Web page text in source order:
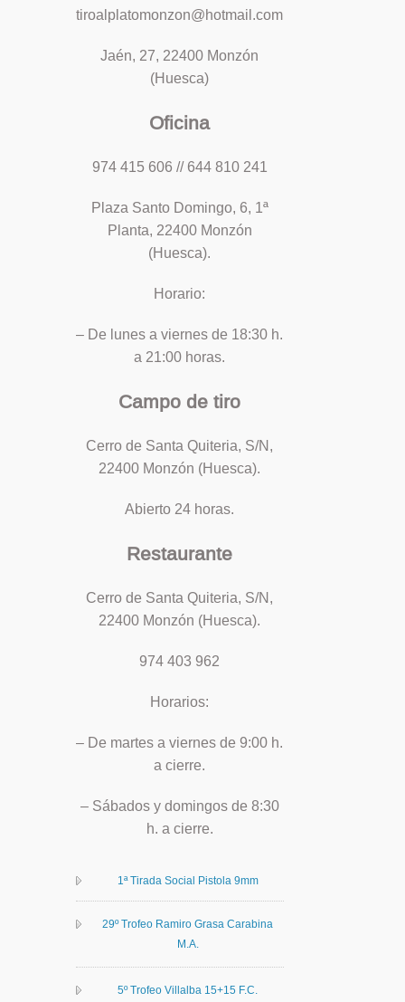
tiroalplatomonzon@hotmail.com
Jaén, 27, 22400 Monzón
(Huesca)
Oficina
974 415 606 // 644 810 241
Plaza Santo Domingo, 6, 1ª
Planta, 22400 Monzón
(Huesca).
Horario:
– De lunes a viernes de 18:30 h.
a 21:00 horas.
Campo de tiro
Cerro de Santa Quiteria, S/N,
22400 Monzón (Huesca).
Abierto 24 horas.
Restaurante
Cerro de Santa Quiteria, S/N,
22400 Monzón (Huesca).
974 403 962
Horarios:
– De martes a viernes de 9:00 h.
a cierre.
– Sábados y domingos de 8:30
h. a cierre.
1ª Tirada Social Pistola 9mm
29º Trofeo Ramiro Grasa Carabina
M.A.
5º Trofeo Villalba 15+15 F.C.